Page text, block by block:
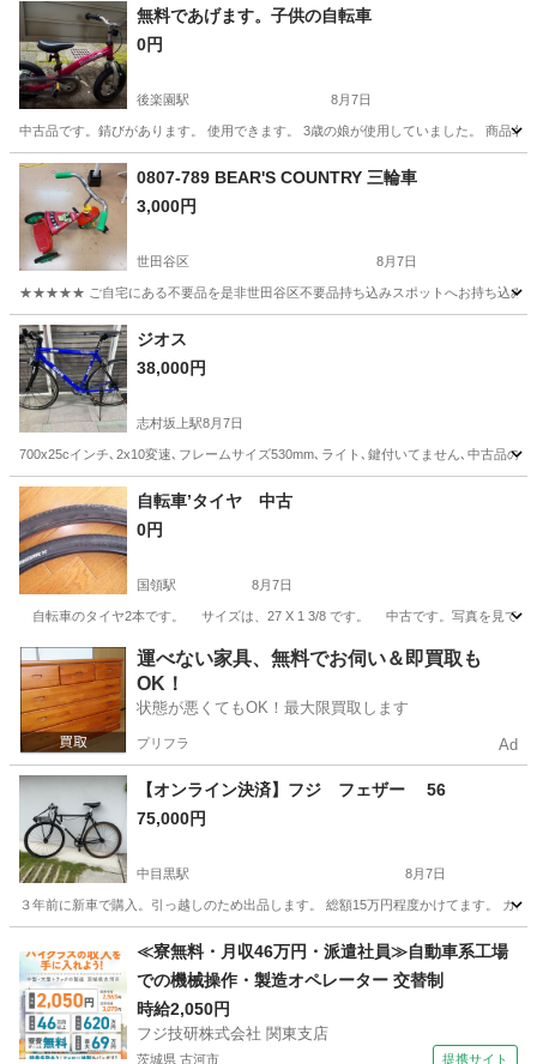
無料であげます。子供の自転車
0円
後楽園駅 8月7日
中古品です。錆びがあります。 使用できます。 3歳の娘が使用していました。 商品名
東京 文京区
0807-789 BEAR'S COUNTRY 三輪車
3,000円
世田谷区 8月7日
★★★★★ ご自宅にある不要品を是非世田谷区不要品持ち込みスポットへお持ち込みし
東京 世田谷区 ジオス
38,000円
志村坂上駅8月7日
700x25cインチ､2x10変速､フレームサイズ530mm､ライト､鍵付いてません､中古品の
東京 板橋区 志村坂上駅 クロスバイク
自転車’タイヤ 中古
0円
国領駅 8月7日
自転車のタイヤ2本です。 サイズは、27 X 1 3/8 です。 中古です。写真を見
東京 調布市 国領駅 その他
運べない家具、無料でお伺い＆即買取も
OK！
状態が悪くてもOK！最大限買取します
プリフラ Ad
【オンライン決済】フジ フェザー 56
75,000円
中目黒駅 8月7日
３年前に新車で購入。引っ越しのため出品します。 総額15万円程度かけてます。 カ
中目黒駅 ロードバイク ペダル
≪寮無料・月収46万円・派遣社員≫自動車系工場
での機械操作・製造オペレーター 交替制
時給2,050円
フジ技研株式会社 関東支店
茨城県 古河市 提携サイト